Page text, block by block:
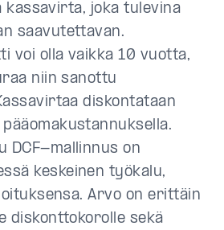
kassavirta, joka tulevina
saavutettavan.
voi olla vaikka 10 vuotta,
niin sanottu
diskontataan
DCF-mallinnus on
keskeinen työkalu,
Arvo on erittäin
diskonttokorolle sekä